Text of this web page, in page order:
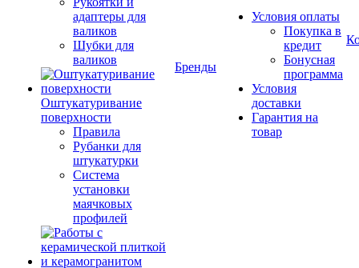
адаптеры для
валиков
Шубки для
валиков
Оштукатуривание
поверхности
Правила
Рубанки для
штукатурки
Система
установки
маячковых
профилей
Бренды
Условия оплаты
Покупка в
кредит
Бонусная
программа
Условия
доставки
Гарантия на
товар